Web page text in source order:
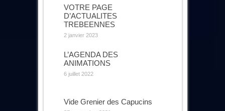
VOTRE PAGE
D’ACTUALITES
TREBEENNES
2 janvier 2023
L’AGENDA DES
ANIMATIONS
6 juillet 2022
Vide Grenier des Capucins